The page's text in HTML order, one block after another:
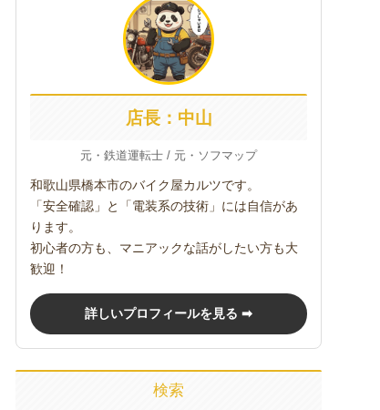
店長：中山
元・鉄道運転士 / 元・ソフマップ
和歌山県橋本市のバイク屋カルツです。
「安全確認」と「電装系の技術」には自信があ
ります。
初心者の方も、マニアックな話がしたい方も大
歓迎！
詳しいプロフィールを見る ➡
検索